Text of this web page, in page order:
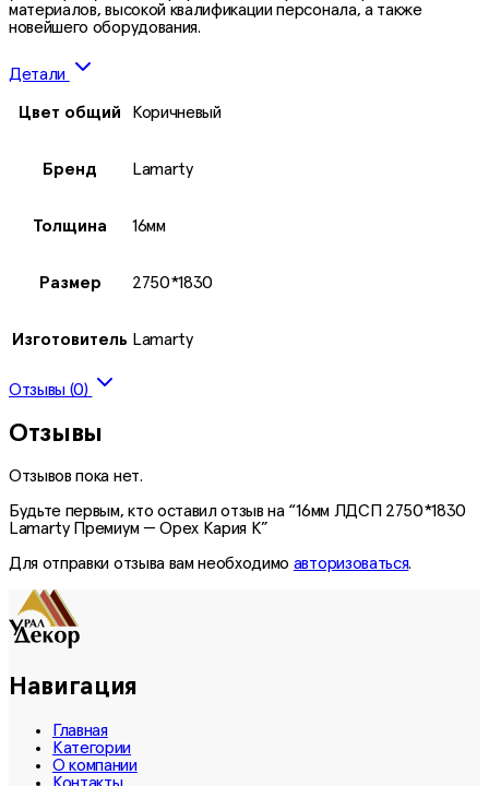
материалов, высокой квалификации персонала, а также
новейшего оборудования.
Детали
Цвет общий Коричневый
Бренд Lamarty
Толщина 16мм
Размер 2750*1830
Изготовитель Lamarty
Отзывы (0)
Отзывы
Отзывов пока нет.
Будьте первым, кто оставил отзыв на “16мм ЛДСП 2750*1830
Lamarty Премиум — Орех Кария К”
Для отправки отзыва вам необходимо авторизоваться.
Навигация
Главная
Категории
О компании